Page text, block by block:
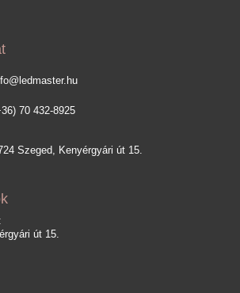
70 432-8925
Szeged, Kenyérgyári út 15.
út 15.